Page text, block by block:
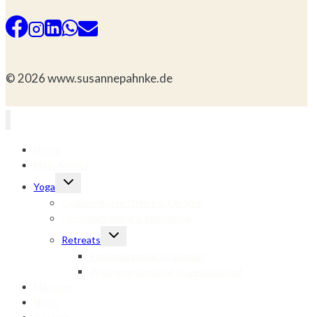
© 2026 www.susannepahnke.de
Yoga
Untermenü
Retreats
Untermenü